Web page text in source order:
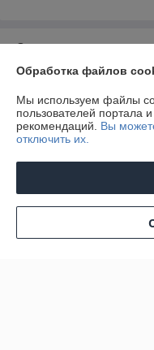
О нас
Доставка и оплата
График работы
Политика обработки
Обработка файлов
Мы используем файлы
пользователей портала
рекомендаций. Вы
отключить их.